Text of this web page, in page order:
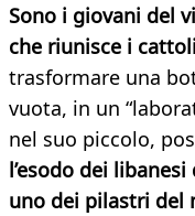
Sono i giovani del
che riunisce i
trasformare una
vuota, in un
nel suo piccolo,
l’esodo dei
uno dei pilastri del